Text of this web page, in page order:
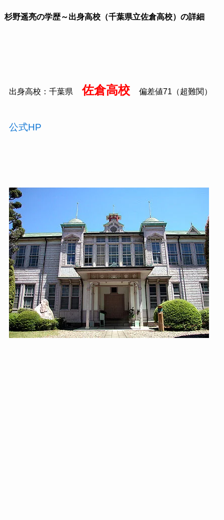
杉野遥亮の学歴～出身高校（千葉県立佐倉高校）の詳細
出身高校：千葉県 佐倉高校 偏差値71 （超難関）
公式HP